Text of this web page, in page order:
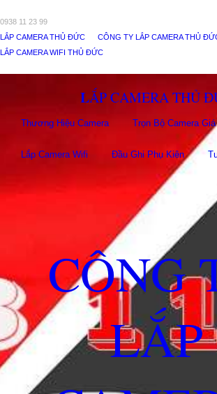
0938 11 23 99
LẮP CAMERA THỦ ĐỨC
CÔNG TY LẮP CAMERA THỦ
LẮP CAMERA WIFI THỦ ĐỨC
LẮP CAMERA THỦ
Thương Hiệu Camera Trọn Bộ Camera
Lắp Camera Wifi Đầu Ghi Phụ Kiên
CÔNG
LẮP